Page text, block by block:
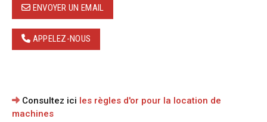
ENVOYER UN EMAIL
APPELEZ-NOUS
Consultez ici les règles d'or pour la location de
machines